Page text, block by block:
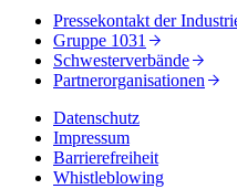
Pressekontakt der
Gruppe 1031
Schwesterverbände
Partnerorganisationen
Datenschutz
Impressum
Barrierefreiheit
Whistleblowing